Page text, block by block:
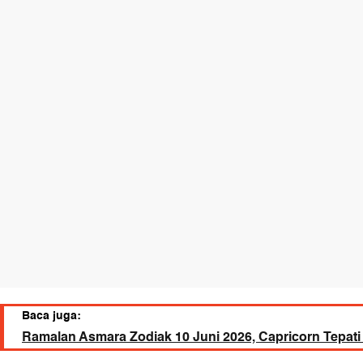
Baca juga:
Ramalan Asmara Zodiak 10 Juni 2026, Capricorn